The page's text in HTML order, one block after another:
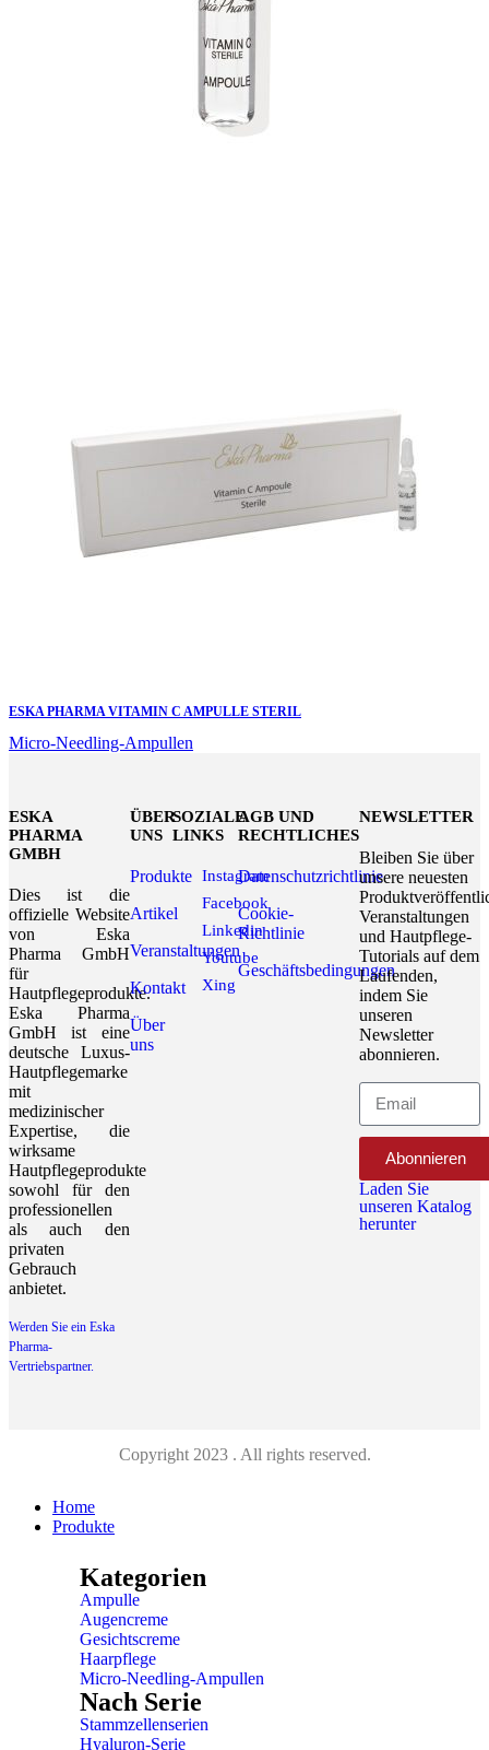
ESKA PHARMA VITAMIN C AMPULLE STERIL
Micro-Needling-Ampullen
ESKA
PHARMA
GMBH
Dies ist die
offizielle Website
von Eska
Pharma GmbH
für
Hautpflegeprodukte.
Eska Pharma
GmbH ist eine
deutsche Luxus-
Hautpflegemarke
mit
medizinischer
Expertise, die
wirksame
Hautpflegeprodukte
sowohl für den
professionellen
als auch den
privaten
Gebrauch
anbietet.
Werden Sie ein Eska
Pharma-
Vertriebspartner.
ÜBER
UNS
Produkte
Artikel
Veranstaltungen
Kontakt
Über
uns
SOZIALE
LINKS
Instagram
Facebook
Linkedin
Youtube
Xing
AGB UND
RECHTLICHES
Datenschutzrichtlinie
Cookie-
Richtlinie
Geschäftsbedingungen
NEWSLETTER
Bleiben Sie über
unsere neuesten
Veranstaltungen
und Hautpflege-
Tutorials auf dem
Laufenden,
indem Sie
unseren
Newsletter
abonnieren.
Abonnieren
Laden Sie
unseren Katalog
herunter
Copyright 2023 . All rights reserved.
Home
Produkte
Kategorien
Ampulle
Augencreme
Gesichtscreme
Haarpflege
Micro-Needling-Ampullen
Nach Serie
Stammzellenserien
Hyaluron-Serie